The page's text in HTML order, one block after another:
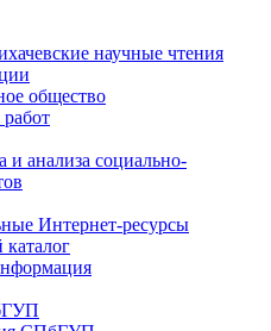
научные чтения
общество
и анализа социально-
Интернет-ресурсы